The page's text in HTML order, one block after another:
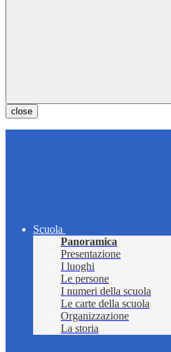
close
Scuola
Panoramica
Presentazione
I luoghi
Le persone
I numeri della scuola
Le carte della scuola
Organizzazione
La storia